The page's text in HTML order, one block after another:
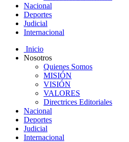
Nacional
Deportes
Judicial
Internacional
Inicio
Nosotros
Quienes Somos
MISIÓN
VISIÓN
VALORES
Directrices Editoriales
Nacional
Deportes
Judicial
Internacional